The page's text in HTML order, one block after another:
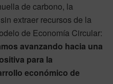
de carbono, la
extraer recursos de la
de Economía Circular:
avanzando hacia una
para la
económico de